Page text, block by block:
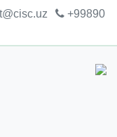
+99890